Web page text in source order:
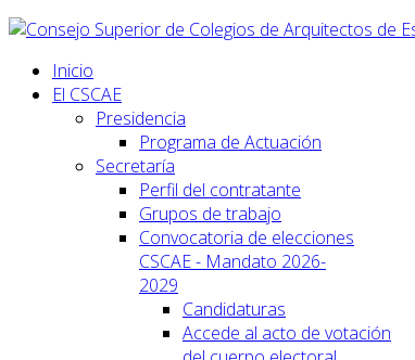
Inicio
El CSCAE
Presidencia
Programa de Actuación
Secretaría
Perfil del contratante
Grupos de trabajo
Convocatoria de elecciones
CSCAE - Mandato 2026-
2029
Candidaturas
Accede al acto de votación